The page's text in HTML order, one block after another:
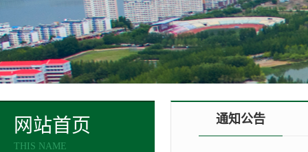
网站首页
THIS NAME
通知公告